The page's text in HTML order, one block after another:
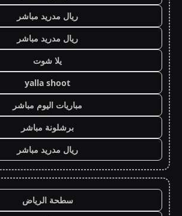
ريال مدريد مباشر
ريال مدريد مباشر
يلا شوت
yalla shoot
مباريات اليوم مباشر
برشلونة مباشر
ريال مدريد مباشر
سطحة الرياض